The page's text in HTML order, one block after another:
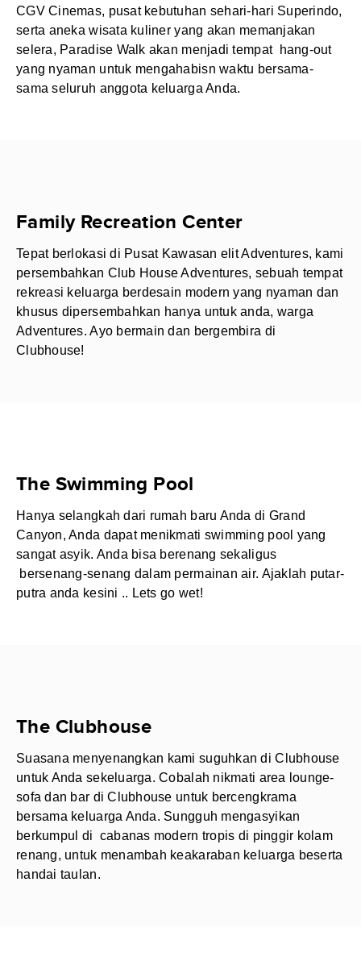
CGV Cinemas, pusat kebutuhan sehari-hari Superindo,
serta aneka wisata kuliner yang akan memanjakan
selera, Paradise Walk akan menjadi tempat hang-out
yang nyaman untuk mengahabisn waktu bersama-
sama seluruh anggota keluarga Anda.
Family Recreation Center
Tepat berlokasi di Pusat Kawasan elit Adventures, kami
persembahkan Club House Adventures, sebuah tempat
rekreasi keluarga berdesain modern yang nyaman dan
khusus dipersembahkan hanya untuk anda, warga
Adventures. Ayo bermain dan bergembira di
Clubhouse!
The Swimming Pool
Hanya selangkah dari rumah baru Anda di Grand
Canyon, Anda dapat menikmati swimming pool yang
sangat asyik. Anda bisa berenang sekaligus
bersenang-senang dalam permainan air. Ajaklah putar-
putra anda kesini .. Lets go wet!
The Clubhouse
Suasana menyenangkan kami suguhkan di Clubhouse
untuk Anda sekeluarga. Cobalah nikmati area lounge-
sofa dan bar di Clubhouse untuk bercengkrama
bersama keluarga Anda. Sungguh mengasyikan
berkumpul di cabanas modern tropis di pinggir kolam
renang, untuk menambah keakaraban keluarga beserta
handai taulan.